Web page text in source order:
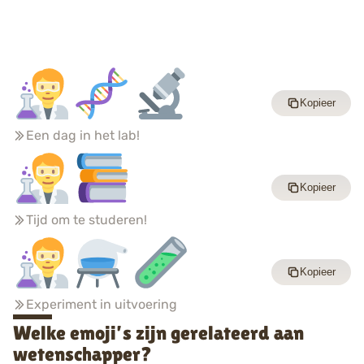
Een dag in het lab!
Kopieer
Tijd om te studeren!
Kopieer
Experiment in uitvoering
Kopieer
Welke emoji’s zijn gerelateerd aan
wetenschapper?